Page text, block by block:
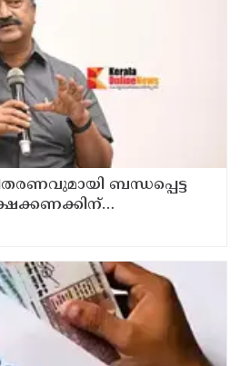
ബന്ധപ്പെട്ട
ബാധിക്കും ;